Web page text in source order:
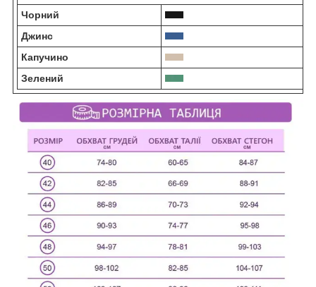
Чорний
Джинс
Капучино
Зелений